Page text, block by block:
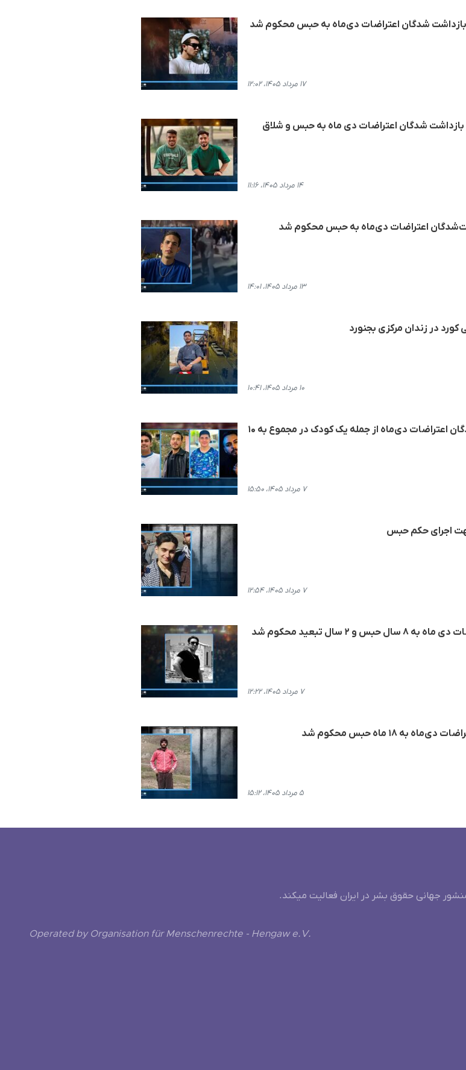
بازداشت شدگان اعتراضات دی‌ماه به حبس محکوم شد
۱۷ مرداد ۱۴۰۵، ۱۲:۰۲
بازداشت شدگان اعتراضات دی ماه به حبس و شلاق
۱۴ مرداد ۱۴۰۵، ۱۱:۱۶
اعتراضات دی‌ماه به حبس محکوم شد
۱۳ مرداد ۱۴۰۵، ۱۴:۰۱
در زندان مرکزی بجنورد
۱۰ مرداد ۱۴۰۵، ۱۰:۴۱
بجنورد؛ محکومیت ۴ شهروند کورد و از بازداشت شدگان اعتراضات دی‌ماه از جمله یک کودک در مجموع به ۱۰
۷ مرداد ۱۴۰۵، ۱۵:۵۰
۷ مرداد ۱۴۰۵، ۱۲:۵۴
تبعید محکوم شد
۷ مرداد ۱۴۰۵، ۱۲:۲۲
ماه حبس محکوم شد
۵ مرداد ۱۴۰۵، ۱۵:۱۲
جهانی حقوق بشر در ایران فعالیت میکند.
Operated by Organisation für Menschenrechte - Hengaw e.V.